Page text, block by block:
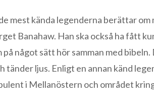
mest kända legenderna berättar
Banahaw. Han ska också ha fått
något sätt hör samman med
ljus. Enligt en annan känd
i Mellanöstern och området